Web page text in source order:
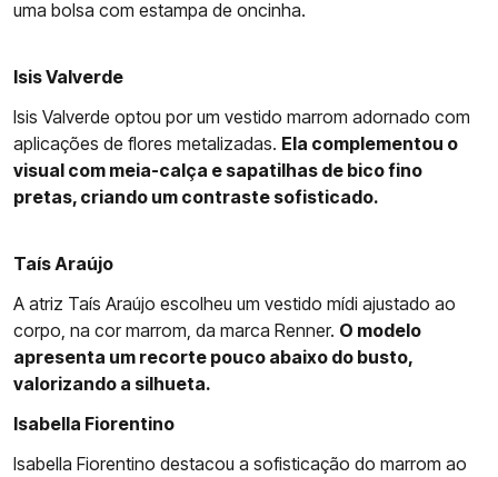
uma bolsa com estampa de oncinha.
Isis Valverde
Isis Valverde optou por um vestido marrom adornado com
aplicações de flores metalizadas. Ela complementou o
visual com meia-calça e sapatilhas de bico fino
pretas, criando um contraste sofisticado.
Taís Araújo
A atriz Taís Araújo escolheu um vestido mídi ajustado ao
corpo, na cor marrom, da marca Renner. O modelo
apresenta um recorte pouco abaixo do busto,
valorizando a silhueta.
Isabella Fiorentino
Isabella Fiorentino destacou a sofisticação do marrom ao